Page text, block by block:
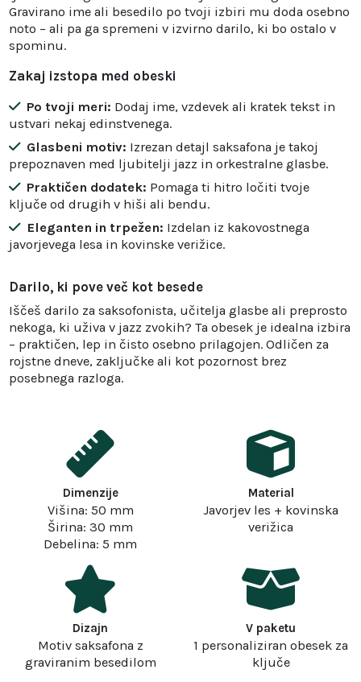
Gravirano ime ali besedilo po tvoji izbiri mu doda osebno
noto – ali pa ga spremeni v izvirno darilo, ki bo ostalo v
spominu.
Zakaj izstopa med obeski
Po tvoji meri: Dodaj ime, vzdevek ali kratek tekst in
ustvari nekaj edinstvenega.
Glasbeni motiv: Izrezan detajl saksafona je takoj
prepoznaven med ljubitelji jazz in orkestralne glasbe.
Praktičen dodatek: Pomaga ti hitro ločiti tvoje
ključe od drugih v hiši ali bendu.
Eleganten in trpežen: Izdelan iz kakovostnega
javorjevega lesa in kovinske verižice.
Darilo, ki pove več kot besede
Iščeš darilo za saksofonista, učitelja glasbe ali preprosto
nekoga, ki uživa v jazz zvokih? Ta obesek je idealna izbira
– praktičen, lep in čisto osebno prilagojen. Odličen za
rojstne dneve, zaključke ali kot pozornost brez
posebnega razloga.
Dimenzije
Višina: 50 mm
Širina: 30 mm
Debelina: 5 mm
Material
Javorjev les + kovinska
verižica
Dizajn
Motiv saksafona z
graviranim besedilom
V paketu
1 personaliziran obesek za
ključe